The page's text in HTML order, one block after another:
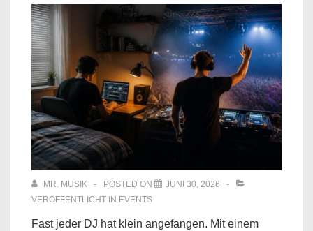
MR. MUSIK POSTED ON
JUNI 30, 2026
VERÖFFENTLICHT IN EVENTS
Fast jeder DJ hat klein angefangen. Mit einem